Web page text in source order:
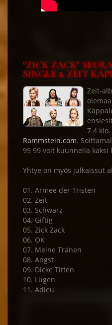
"ZICK ZACK"
SINGLE & ZEIT
Zeit-
7.4
Rammstein.com.
99 99 voit kuunnella kaksi
Yhtye on myös julkaissut
01. Armee der Tristen
02. Zeit
03. Schwarz
04. Giftig
05. Zick Zack
06. OK
07. Meine Tränen
08. Angst
09. Dicke Titten
10. Lügen
11. Adieu